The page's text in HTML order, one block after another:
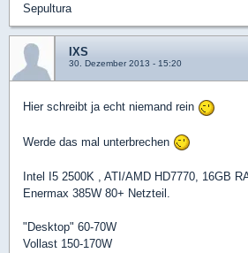
Sepultura
IXS
30. Dezember 2013 - 15:20
Hier schreibt ja echt niemand rein
Werde das mal unterbrechen
Intel I5 2500K , ATI/AMD HD7770, 16GB
Enermax 385W 80+ Netzteil.
"Desktop" 60-70W
Vollast 150-170W